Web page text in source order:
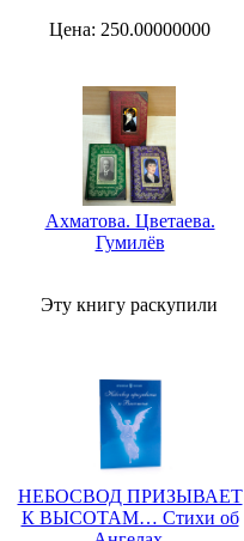
Цена: 250.00000000
Ахматова. Цветаева.
Гумилёв
Эту книгу раскупили
НЕБОСВОД ПРИЗЫВАЕТ
К ВЫСОТАМ… Стихи об